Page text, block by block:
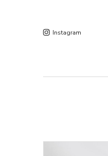
Instagram